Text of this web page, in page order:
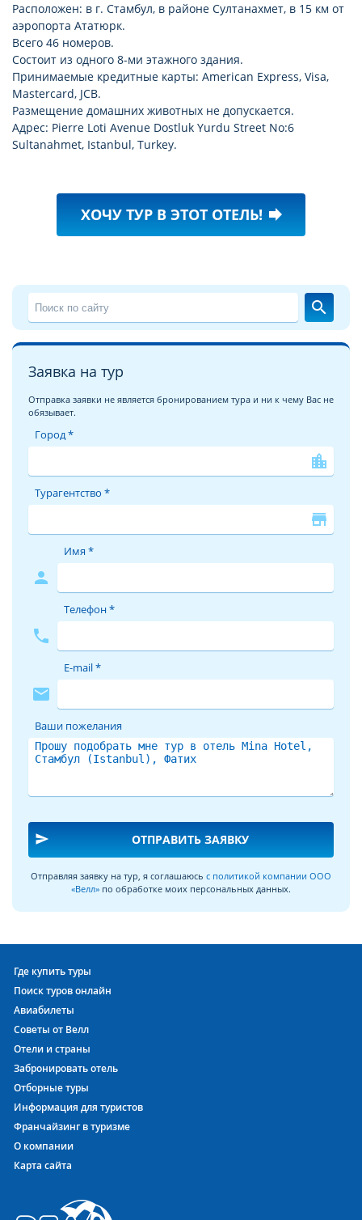
Расположен: в г. Стамбул, в районе Султанахмет, в 15 км от
аэропорта Ататюрк.
Всего 46 номеров.
Состоит из одного 8-ми этажного здания.
Принимаемые кредитные карты: American Express, Visa,
Mastercard, JCB.
Размещение домашних животных не допускается.
Адрес: Pierre Loti Avenue Dostluk Yurdu Street No:6
Sultanahmet, Istanbul, Turkey.
ХОЧУ ТУР В ЭТОТ ОТЕЛЬ! forward
search
Заявка на тур
Отправка заявки не является бронированием тура и ни к чему Вас не
обязывает.
Город *
location_city
Турагентство *
store
person
Имя *
phone
Телефон *
mail
E-mail *
Ваши пожелания
send ОТПРАВИТЬ ЗАЯВКУ
Отправляя заявку на тур, я соглашаюсь с политикой компании ООО
«Велл» по обработке моих персональных данных.
Где купить туры
Поиск туров онлайн
Авиабилеты
Советы от Велл
Отели и страны
Забронировать отель
Отборные туры
Информация для туристов
Франчайзинг в туризме
О компании
Карта сайта